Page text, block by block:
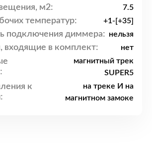
м2: 7.5
температур: +1-[+35]
подключения диммера: нельзя
входящие в комплект: нет
магнитный трек
SUPER5
к
на треке И на
магнитном замоке